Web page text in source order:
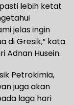
lebih ketat
jelas ingin
di Gresik,” kata
Adnan Husein.
Petrokimia,
juga akan
laga hari